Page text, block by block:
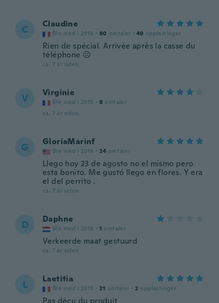
C Claudine
Ble med i 2016 · 80 omtaler · 49 opplastinger
Rien de spécial. Arrivée après la casse du
téléphone ☹️
ca. 7 år siden
V Virginie
Ble med i 2015 · 8 omtaler
ca. 7 år siden
G GloriaMarinf
Ble med i 2016 · 24 omtaler
Llego hoy 23 de agosto no el mismo pero
esta bonito. Me gustó llego en flores. Y era
el del perrito .
ca. 7 år siden
D Daphne
Ble med i 2018 · 1 omtaler
Verkeerde maat gestuurd
ca. 7 år siden
L Laetitia
Ble med i 2018 · 21 omtaler · 2 opplastinger
Pas déçu du produit